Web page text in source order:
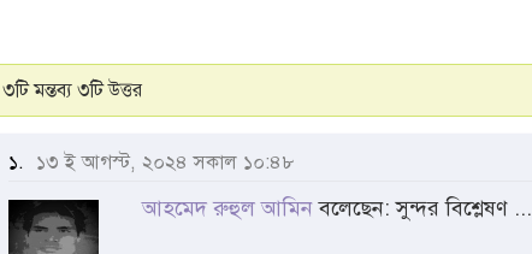
৩টি মন্তব্য ৩টি উত্তর
১. ১৩ ই আগস্ট, ২০২৪ সকাল ১০:৪৮
আহমেদ রুহুল আমিনবলেছেন: সুন্দর বিশ্লেষণ ...